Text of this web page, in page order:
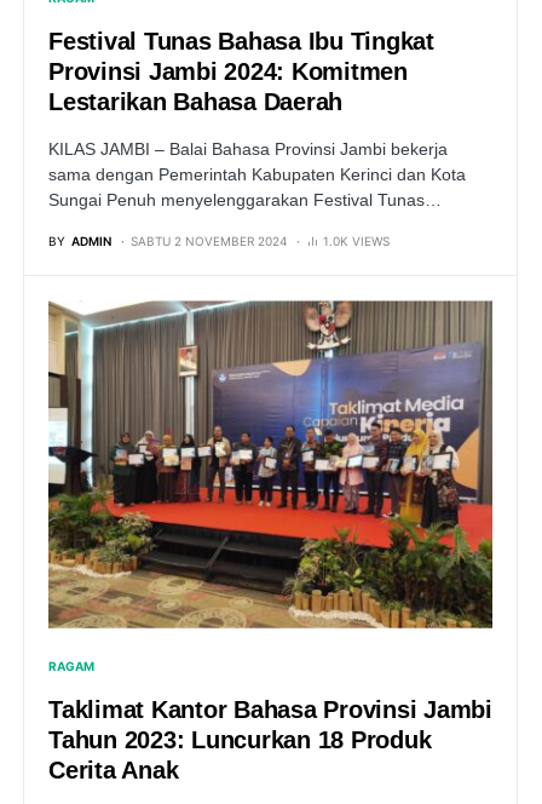
Festival Tunas Bahasa Ibu Tingkat
Provinsi Jambi 2024: Komitmen
Lestarikan Bahasa Daerah
KILAS JAMBI – Balai Bahasa Provinsi Jambi bekerja
sama dengan Pemerintah Kabupaten Kerinci dan Kota
Sungai Penuh menyelenggarakan Festival Tunas…
BY ADMIN SABTU 2 NOVEMBER 2024 1.0K VIEWS
RAGAM
Taklimat Kantor Bahasa Provinsi Jambi
Tahun 2023: Luncurkan 18 Produk
Cerita Anak